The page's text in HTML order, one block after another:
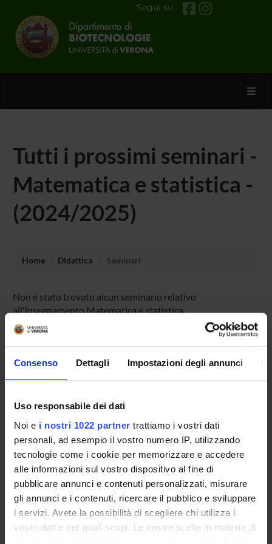
Consenso Dettagli Impostazioni degli annunci
Uso responsabile dei dati
Noi e i nostri 1022 partner trattiamo i vostri dati
personali, ad esempio il vostro numero IP, utilizzando
tecnologie come i cookie per memorizzare e accedere
alle informazioni sul vostro dispositivo al fine di
pubblicare annunci e contenuti personalizzati, misurare
gli annunci e i contenuti, ricercare il pubblico e sviluppare
i servizi. Avete la possibilità di scegliere chi utilizza i
vostri dati e per quali scopi. Le vostre scelte in materia di
privacy sono applicabili solo su questa proprietà digitale
Segui su
Tutti i prossimi seminari -
Matematica e statistica -
(2024/2025)
Home Didattica Seminari
Non è stato trovato alcun seminario relativo
all'insegnamento Matematica e statistica.
OFFERTA FORMATIVA
SUPERIORE
Contatti
Persone
Luoghi
Calendario